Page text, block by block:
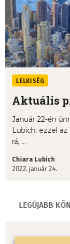
LELKISÉG
Aktuális
Január 22-én
Lubich: ezzel
rá, ...
Chiara Lubich
2022. január 24.
LEGÚJABB